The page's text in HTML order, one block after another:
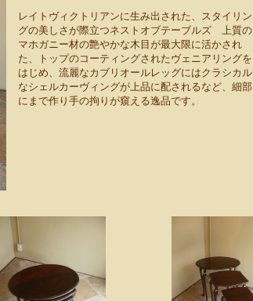
レイトヴィクトリアンに生み出された、スタイリン
グの美しさが際立つネストオブテーブルズ 上質の
マホガニー材の艶やかな木目が最大限に活かされ
た、トップのコーティングされたヴェニアリングを
はじめ、流麗なカブリオールレッグにはクラシカル
なシェルカーヴィングが上品に配されるなど、細部
にまで作り手の拘りが窺える逸品です。